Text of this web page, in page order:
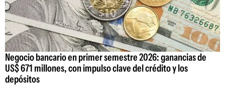
Negocio bancario en primer semestre 2026: ganancias de
US$ 671 millones, con impulso clave del crédito y los
depósitos